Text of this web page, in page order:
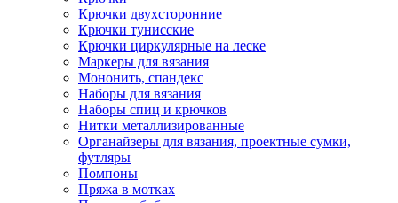
Крючки двухсторонние
Крючки тунисские
Крючки циркулярные на леске
Маркеры для вязания
Мононить, спандекс
Наборы для вязания
Наборы спиц и крючков
Нитки металлизированные
Органайзеры для вязания, проектные сумки,
футляры
Помпоны
Пряжа в мотках